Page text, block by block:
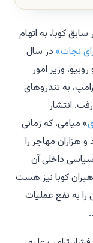
کوبا، به اتهام
نجات» در سال
وزیر امور
به تندروهای
انتشار
» میامی، که زمانی
هزاران مهاجر را
داخلی آن
کوبا نیز هست
به نفع عملیات